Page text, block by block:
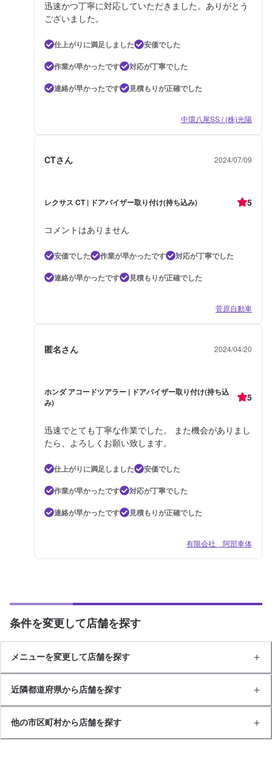
迅速かつ丁寧に対応していただきました。ありがとう
ございました。
仕上がりに満足しました
安価でした
作業が早かったです
対応が丁寧でした
連絡が早かったです
見積もりが正確でした
中環八尾SS / (株)光陽
CTさん 2024/07/09
レクサス CT | ドアバイザー取り付け(持ち込み) 5
コメントはありません
安価でした 作業が早かったです
対応が丁寧でした
連絡が早かったです
見積もりが正確でした
菅原自動車
匿名さん 2024/04/20
ホンダ アコードツアラー | ドアバイザー取り付け(持ち込
み)
5
迅速でとても丁寧な作業でした。 また機会がありまし
たら、よろしくお願い致します。
仕上がりに満足しました
安価でした
作業が早かったです
対応が丁寧でした
連絡が早かったです
見積もりが正確でした
有限会社 阿部車体
条件を変更して店舗を探す
メニューを変更して店舗を探す
近隣都道府県から店舗を探す
他の市区町村から店舗を探す